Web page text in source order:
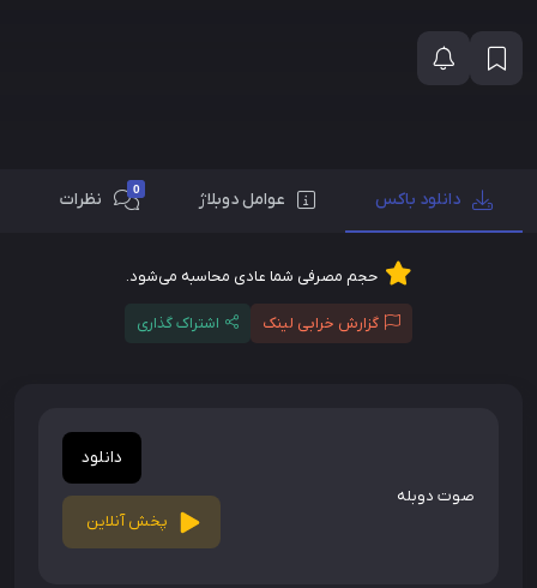
دانلود باکس عوامل دوبلاژ 0 نظرات
حجم مصرفی شما عادی محاسبه می‌شود.
گزارش خرابی لینک اشتراک گذاری
صوت دوبله
دانلود
پخش آنلاین